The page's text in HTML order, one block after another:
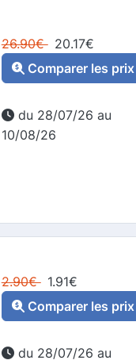
26.90€ 20.17€
Comparer les prix
du 28/07/26 au
10/08/26
2.90€ 1.91€
Comparer les prix
du 28/07/26 au